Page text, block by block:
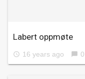
Labert oppmøte
access_time 16 years ago chat_bubble 0